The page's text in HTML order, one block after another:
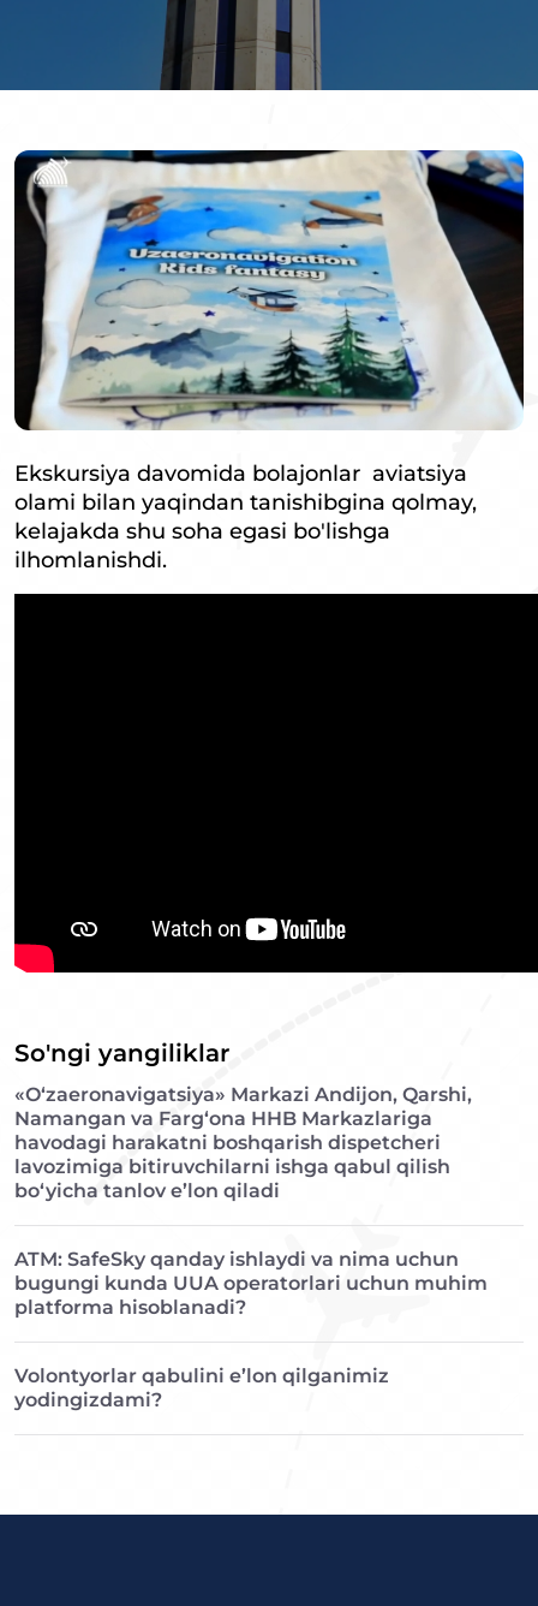
Ekskursiya davomida bolajonlar aviatsiya
olami bilan yaqindan tanishibgina qolmay,
kelajakda shu soha egasi bo'lishga
ilhomlanishdi.
So'ngi yangiliklar
«O‘zaeronavigatsiya» Markazi Andijon, Qarshi,
Namangan va Farg‘ona HHB Markazlariga
havodagi harakatni boshqarish dispetcheri
lavozimiga bitiruvchilarni ishga qabul qilish
bo‘yicha tanlov e’lon qiladi
ATM: SafeSky qanday ishlaydi va nima uchun
bugungi kunda UUA operatorlari uchun muhim
platforma hisoblanadi?
Volontyorlar qabulini e’lon qilganimiz
yodingizdami?